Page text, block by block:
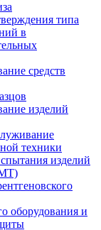
типа
в
средств
изделий
техники
изделий
оборудования и